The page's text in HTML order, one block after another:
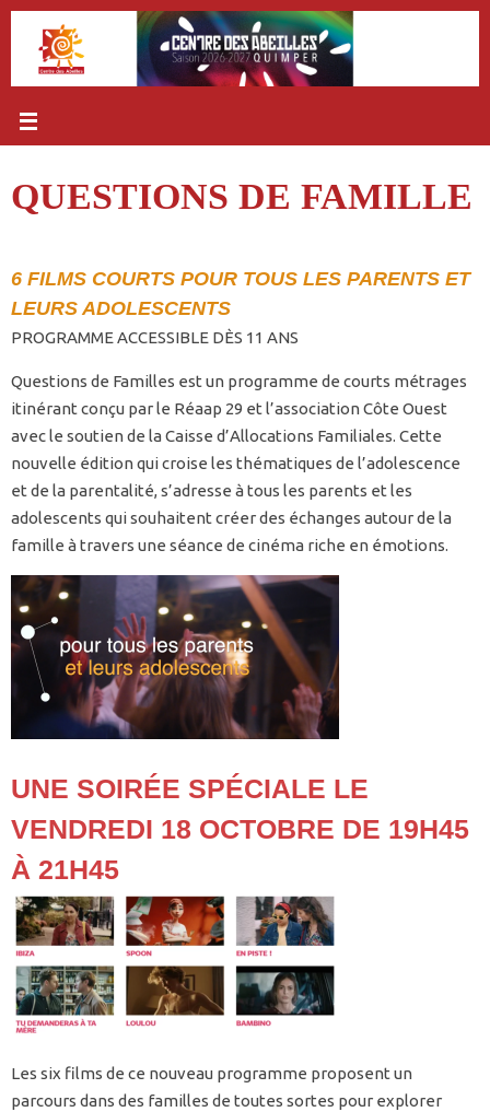
Passer
contenu
QUESTIONS DE FAMILLE
6 FILMS COURTS POUR TOUS LES PARENTS ET
LEURS ADOLESCENTS
PROGRAMME ACCESSIBLE DÈS 11 ANS
Questions de Familles est un programme de courts métrages
itinérant conçu par le Réaap 29 et l’association Côte Ouest
avec le soutien de la Caisse d’Allocations Familiales. Cette
nouvelle édition qui croise les thématiques de l’adolescence
et de la parentalité, s’adresse à tous les parents et les
adolescents qui souhaitent créer des échanges autour de la
famille à travers une séance de cinéma riche en émotions.
UNE SOIRÉE SPÉCIALE LE
VENDREDI 18 OCTOBRE DE 19H45
À 21H45
Les six films de ce nouveau programme proposent un
parcours dans des familles de toutes sortes pour explorer